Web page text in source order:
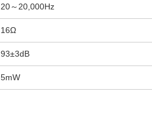
20～20,000Hz
16Ω
93±3dB
5mW